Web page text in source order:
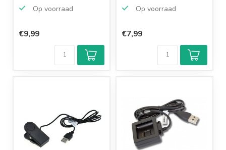
Op voorraad
€9,99
Op voorraad
€7,99